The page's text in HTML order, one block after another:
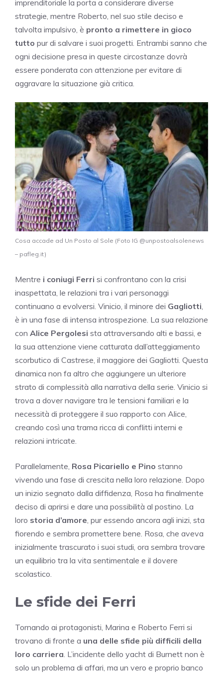
imprenditoriale la porta a considerare diverse
strategie, mentre Roberto, nel suo stile deciso e
talvolta impulsivo, è pronto a rimettere in gioco
tutto pur di salvare i suoi progetti. Entrambi sanno che
ogni decisione presa in queste circostanze dovrà
essere ponderata con attenzione per evitare di
aggravare la situazione già critica.
Cosa accade ad Un Posto al Sole (Foto IG @unpostoalsolenews
– pafleg.it)
Mentre i coniugi Ferri si confrontano con la crisi
inaspettata, le relazioni tra i vari personaggi
continuano a evolversi. Vinicio, il minore dei Gagliotti
è in una fase di intensa introspezione. La sua relazione
con Alice Pergolesi sta attraversando alti e bassi, e
la sua attenzione viene catturata dall’atteggiamento
scorbutico di Castrese, il maggiore dei Gagliotti. Questa
dinamica non fa altro che aggiungere un ulteriore
strato di complessità alla narrativa della serie. Vinicio si
trova a dover navigare tra le tensioni familiari e la
necessità di proteggere il suo rapporto con Alice,
creando così una trama ricca di conflitti interni e
relazioni intricate.
Parallelamente, Rosa Picariello e Pino stanno
vivendo una fase di crescita nella loro relazione. Dopo
un inizio segnato dalla diffidenza, Rosa ha finalmente
deciso di aprirsi e dare una possibilità al postino. La
loro storia d’amore , pur essendo ancora agli inizi, sta
fiorendo e sembra promettere bene. Rosa, che aveva
inizialmente trascurato i suoi studi, ora sembra trovare
un equilibrio tra la vita sentimentale e il dovere
scolastico.
Le sfide dei Ferri
Tornando ai protagonisti, Marina e Roberto Ferri si
trovano di fronte a una delle sfide più difficili della
loro carriera . L’incidente dello yacht di Burnett non è
solo un problema di affari, ma un vero e proprio banco